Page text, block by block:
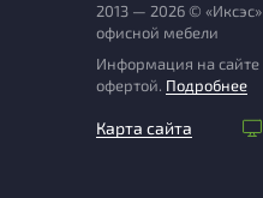
2013 — 2026 ©
офисной мебели
Информация на сайте
офертой. Подробнее
Карта сайта